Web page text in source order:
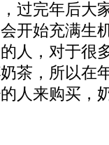
过完年后大
开始充满生
人，对于很
茶，所以在
人来购买，